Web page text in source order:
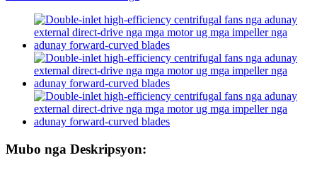
Mubo nga Deskripsyon: